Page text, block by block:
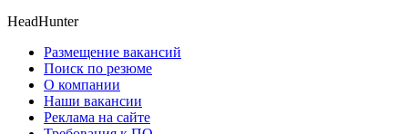
HeadHunter
Размещение вакансий
Поиск по резюме
О компании
Наши вакансии
Реклама на сайте